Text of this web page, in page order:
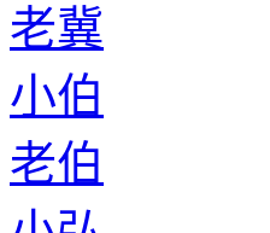
老冀
小伯
老伯